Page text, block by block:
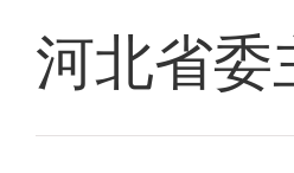
河北省委